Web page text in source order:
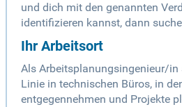
und dich mit den genannten
identifizieren kannst, dann
Ihr Arbeitsort
Als Arbeitsplanungsingenieur/in
Linie in technischen Büros, in
entgegennehmen und Projekte